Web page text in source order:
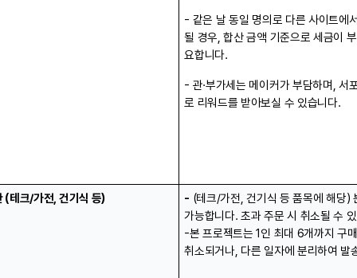
- 같은 날 동일 명의로 다른 사이트에
될 경우, 합산 금액 기준으로 세금이
요합니다.
- 관·부가세는 메이커가 부담하며, 서
로 리워드를 받아보실 수 있습니다.
(테크/가전, 건기식 등) - (테크/가전, 건기식 등 품목에 해당)
가능합니다. 초과 주문 시 취소될 수
-본 프로젝트는 1인 최대 6개까지 구
취소되거나, 다른 일자에 분리하여 발